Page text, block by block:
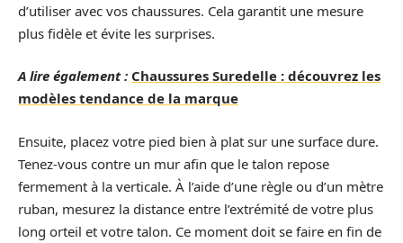
d’utiliser avec vos chaussures. Cela garantit une mesure
plus fidèle et évite les surprises.
A lire également : Chaussures Suredelle : découvrez les
modèles tendance de la marque
Ensuite, placez votre pied bien à plat sur une surface dure.
Tenez-vous contre un mur afin que le talon repose
fermement à la verticale. À l’aide d’une règle ou d’un mètre
ruban, mesurez la distance entre l’extrémité de votre plus
long orteil et votre talon. Ce moment doit se faire en fin de